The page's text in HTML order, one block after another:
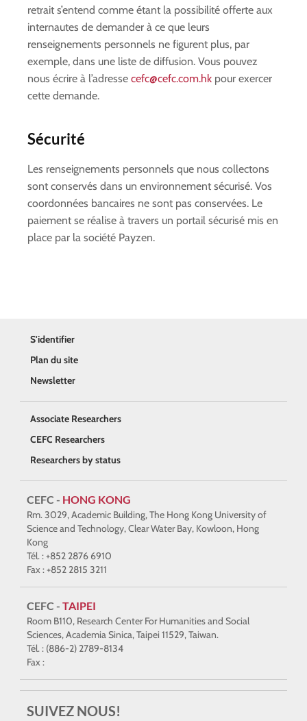
retrait s’entend comme étant la possibilité offerte aux
internautes de demander à ce que leurs
renseignements personnels ne figurent plus, par
exemple, dans une liste de diffusion. Vous pouvez
nous écrire à l’adresse cefc@cefc.com.hk pour exercer
cette demande.
Sécurité
Les renseignements personnels que nous collectons
sont conservés dans un environnement sécurisé. Vos
coordonnées bancaires ne sont pas conservées. Le
paiement se réalise à travers un portail sécurisé mis en
place par la société Payzen.
S'identifier
Plan du site
Newsletter
Associate Researchers
CEFC Researchers
Researchers by status
CEFC - HONG KONG
Rm. 3029, Academic Building, The Hong Kong University of
Science and Technology, Clear Water Bay, Kowloon, Hong
Kong
Tél. : +852 2876 6910
Fax : +852 2815 3211
CEFC - TAIPEI
Room B110, Research Center For Humanities and Social
Sciences, Academia Sinica, Taipei 11529, Taiwan.
Tél. : (886-2) 2789-8134
Fax :
SUIVEZ NOUS!